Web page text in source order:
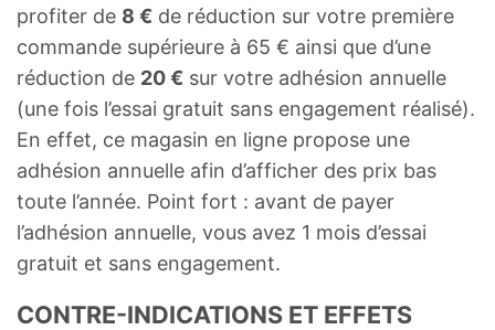
profiter de 8 € de réduction sur votre première
commande supérieure à 65 € ainsi que d’une
réduction de 20 € sur votre adhésion annuelle
(une fois l’essai gratuit sans engagement réalisé).
En effet, ce magasin en ligne propose une
adhésion annuelle afin d’afficher des prix bas
toute l’année. Point fort : avant de payer
l’adhésion annuelle, vous avez 1 mois d’essai
gratuit et sans engagement.
CONTRE-INDICATIONS ET EFFETS